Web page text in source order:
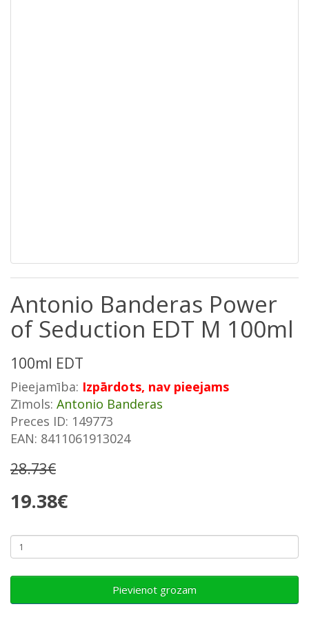
Antonio Banderas Power
of Seduction EDT M 100ml
100ml EDT
Pieejamība: Izpārdots, nav pieejams
Zīmols: Antonio Banderas
Preces ID: 149773
EAN: 8411061913024
28.73€
19.38€
Pievienot grozam